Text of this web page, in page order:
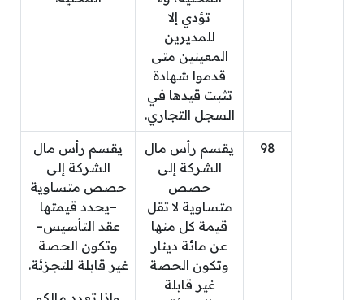
تؤدي إلا
للمديرين
المعينين متى
قدموا شهادة
تثبت قيدها في
السجل التجاري.
98
يقسم رأس مال
الشركة إلى
حصص
متساوية لا تقل
قيمة كل منها
عن مائة دينار
وتكون الحصة
غير قابلة
يقسم رأس مال
الشركة إلى
حصص متساوية
–يحدد قيمتها
عقد التأسيس–
وتكون الحصة
غير قابلة للتجزئة.